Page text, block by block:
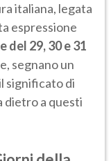
italiana, legata
espressione
del 29, 30 e 31
segnano un
significato di
dietro a questi